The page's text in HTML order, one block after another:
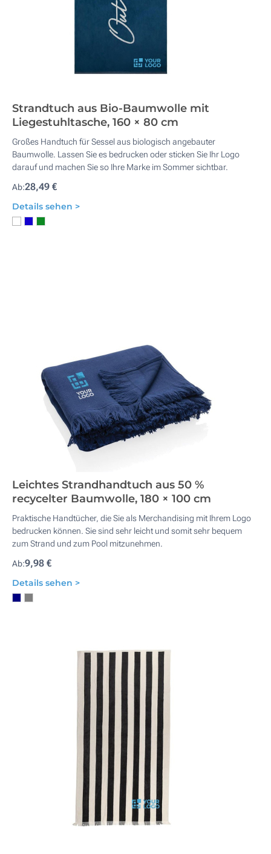
Strandtuch aus Bio-Baumwolle mit
Liegestuhltasche, 160 × 80 cm
Großes Handtuch für Sessel aus biologisch angebauter
Baumwolle. Lassen Sie es bedrucken oder sticken Sie Ihr Logo
darauf und machen Sie so Ihre Marke im Sommer sichtbar.
Ab:28,49 €
Details sehen >
Leichtes Strandhandtuch aus 50 %
recycelter Baumwolle, 180 × 100 cm
Praktische Handtücher, die Sie als Merchandising mit Ihrem Logo
bedrucken können. Sie sind sehr leicht und somit sehr bequem
zum Strand und zum Pool mitzunehmen.
Ab:9,98 €
Details sehen >